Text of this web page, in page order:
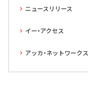
ニュースリリース
イー・アクセス
アッカ・ネットワークス